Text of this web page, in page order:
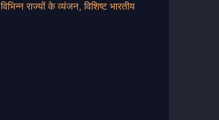
विभिन्न राज्यों के व्यंजन, विशिष्ट भारतीय